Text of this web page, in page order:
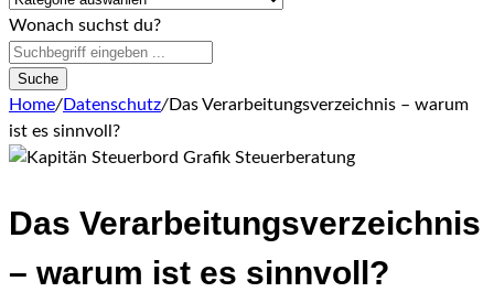
Wonach suchst du?
Suche
Home/Datenschutz/Das Verarbeitungsverzeichnis – warum
ist es sinnvoll?
Das Verarbeitungsverzeichnis
– warum ist es sinnvoll?